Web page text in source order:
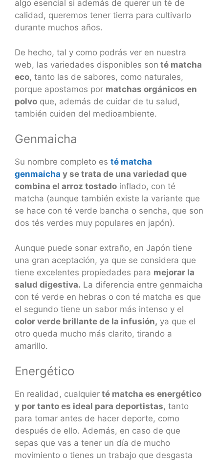
algo esencial si además de querer un té de
calidad, queremos tener tierra para cultivarlo
durante muchos años.
De hecho, tal y como podrás ver en nuestra
web, las variedades disponibles son té matcha
eco, tanto las de sabores, como naturales,
porque apostamos por matchas orgánicos en
polvo que, además de cuidar de tu salud,
también cuiden del medioambiente.
Genmaicha
Su nombre completo es té matcha
genmaicha y se trata de una variedad que
combina el arroz tostado inflado, con té
matcha (aunque también existe la variante que
se hace con té verde bancha o sencha, que son
dos tés verdes muy populares en japón).
Aunque puede sonar extraño, en Japón tiene
una gran aceptación, ya que se considera que
tiene excelentes propiedades para mejorar la
salud digestiva. La diferencia entre genmaicha
con té verde en hebras o con té matcha es que
el segundo tiene un sabor más intenso y el
color verde brillante de la infusión, ya que el
otro queda mucho más clarito, tirando a
amarillo.
Energético
En realidad, cualquier té matcha es energético
y por tanto es ideal para deportistas, tanto
para tomar antes de hacer deporte, como
después de ello. Además, en caso de que
sepas que vas a tener un día de mucho
movimiento o tienes un trabajo que desgasta